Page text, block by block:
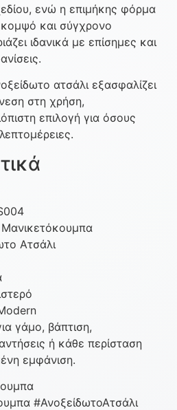
ενώ η επιμήκης φόρμα
και σύγχρονο
ιδανικά με επίσημες και
ατσάλι εξασφαλίζει
στη χρήση,
επιλογή για όσους
Ατσάλι
γάμο, βάπτιση,
ή κάθε περίσταση
εμφάνιση.
#ΑνοξείδωτοΑτσάλι